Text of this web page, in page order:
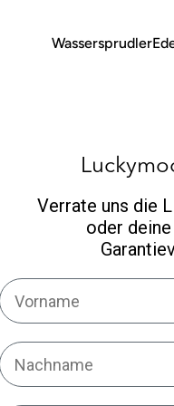
Wassersprudler
Verrate uns die
oder